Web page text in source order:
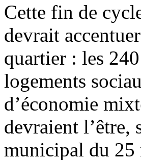
Cette fin de
devrait
quartier : les
logements
d’économie
devraient l’être,
municipal du 25